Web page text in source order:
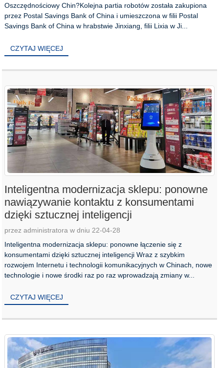
Oszczędnościowy Chin?Kolejna partia robotów została zakupiona
przez Postal Savings Bank of China i umieszczona w filii Postal
Savings Bank of China w hrabstwie Jinxiang, filii Lixia w Ji...
CZYTAJ WIĘCEJ
Inteligentna modernizacja sklepu: ponowne
nawiązywanie kontaktu z konsumentami
dzięki sztucznej inteligencji
przez administratora w dniu 22-04-28
Inteligentna modernizacja sklepu: ponowne łączenie się z
konsumentami dzięki sztucznej inteligencji Wraz z szybkim
rozwojem Internetu i technologii komunikacyjnych w Chinach, nowe
technologie i nowe środki raz po raz wprowadzają zmiany w...
CZYTAJ WIĘCEJ